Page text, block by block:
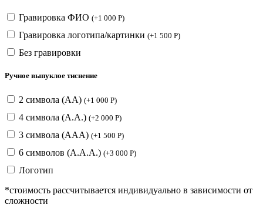
Гравировка ФИО (+1 000 Р)
Гравировка логотипа/картинки (+1 500 Р)
Без гравировки
Ручное выпуклое тиснение
2 символа (АА) (+1 000 Р)
4 символа (А.А.) (+2 000 Р)
3 символа (ААА) (+1 500 Р)
6 символов (А.А.А.) (+3 000 Р)
Логотип
*стоимость рассчитывается индивидуально в зависимости от
сложности